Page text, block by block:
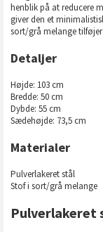
henblik på at reducere
giver den et
sort/grå melange
Detaljer
Højde: 103 cm
Bredde: 50 cm
Dybde: 55 cm
Sædehøjde: 73,5 cm
Materialer
Pulverlakeret stål
Stof i sort/grå melange
Pulverlakeret